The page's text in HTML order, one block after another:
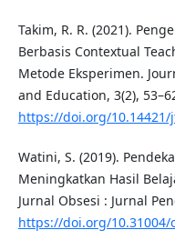
Takim, R. R. (2021).
Berbasis Contextual
Metode Eksperimen.
and Education, 3(2),
https://doi.org/10.14421/
Watini, S. (2019).
Meningkatkan Hasil
Jurnal Obsesi : Jurnal
https://doi.org/10.31004/